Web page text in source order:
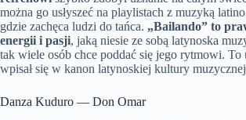
można go usłyszeć na playlistach z muzyką
gdzie zachęca ludzi do tańca. „Bailando” to
energii i pasji, jaką niesie ze sobą latynoska
tak wiele osób chce poddać się jego rytmowi. To
wpisał się w kanon latynoskiej kultury
Danza Kuduro — Don Omar